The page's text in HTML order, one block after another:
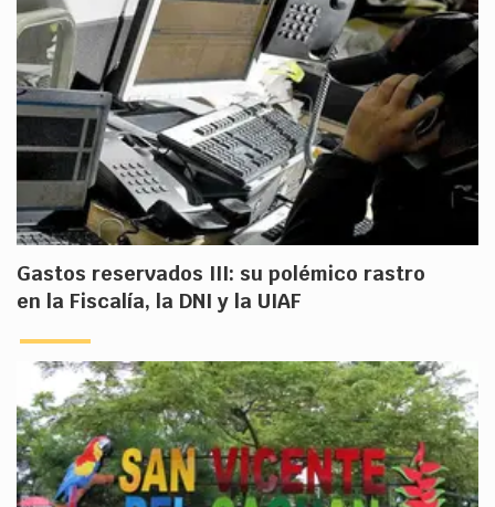
Gastos reservados III: su polémico rastro
en la Fiscalía, la DNI y la UIAF